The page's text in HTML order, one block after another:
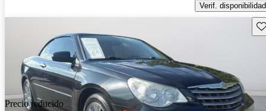
Verif. disponibilidad
Precio reducido